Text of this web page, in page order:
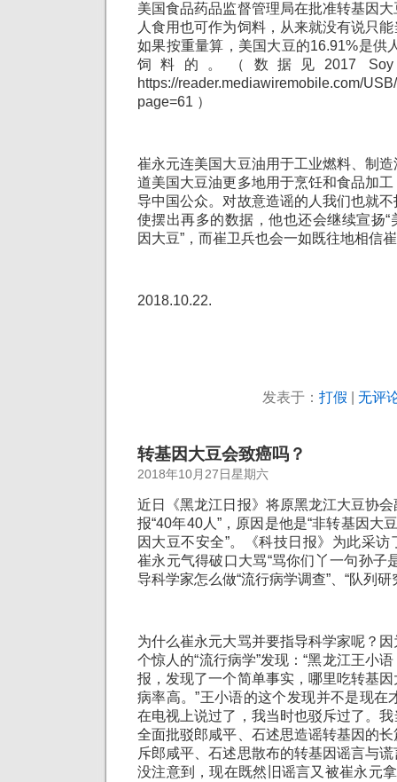
美国食品药品监督管理局在批准转基因
人食用也可作为饲料，从来就没有说只
如果按重量算，美国大豆的16.91%是供
饲料的。（数据见2017 Soy
https://reader.mediawiremobile.com/
page=61 ）
崔永元连美国大豆油用于工业燃料、制
道美国大豆油更多地用于烹饪和食品加
导中国公众。对故意造谣的人我们也就
使摆出再多的数据，他也还会继续宣扬
因大豆”，而崔卫兵也会一如既往地相信
2018.10.22.
发表于： 打假 无评
转基因大豆会致癌吗？
2018年10月27日星期六
近日《黑龙江日报》将原黑龙江大豆协
报“40年40人”，原因是他是“非转基因大
因大豆不安全”。《科技日报》为此采
崔永元气得破口大骂“骂你们丫一句孙子
导科学家怎么做“流行病学调查”、“队列研
为什么崔永元大骂并要指导科学家呢？
个惊人的“流行病学”发现：“黑龙江王小
报，发现了一个简单事实，哪里吃转基
病率高。”王小语的这个发现并不是现在
在电视上说过了，我当时也驳斥过了。
全面批驳郎咸平、石述思造谣转基因的
斥郎咸平、石述思散布的转基因谣言与
没注意到，现在既然旧谣言又被崔永元